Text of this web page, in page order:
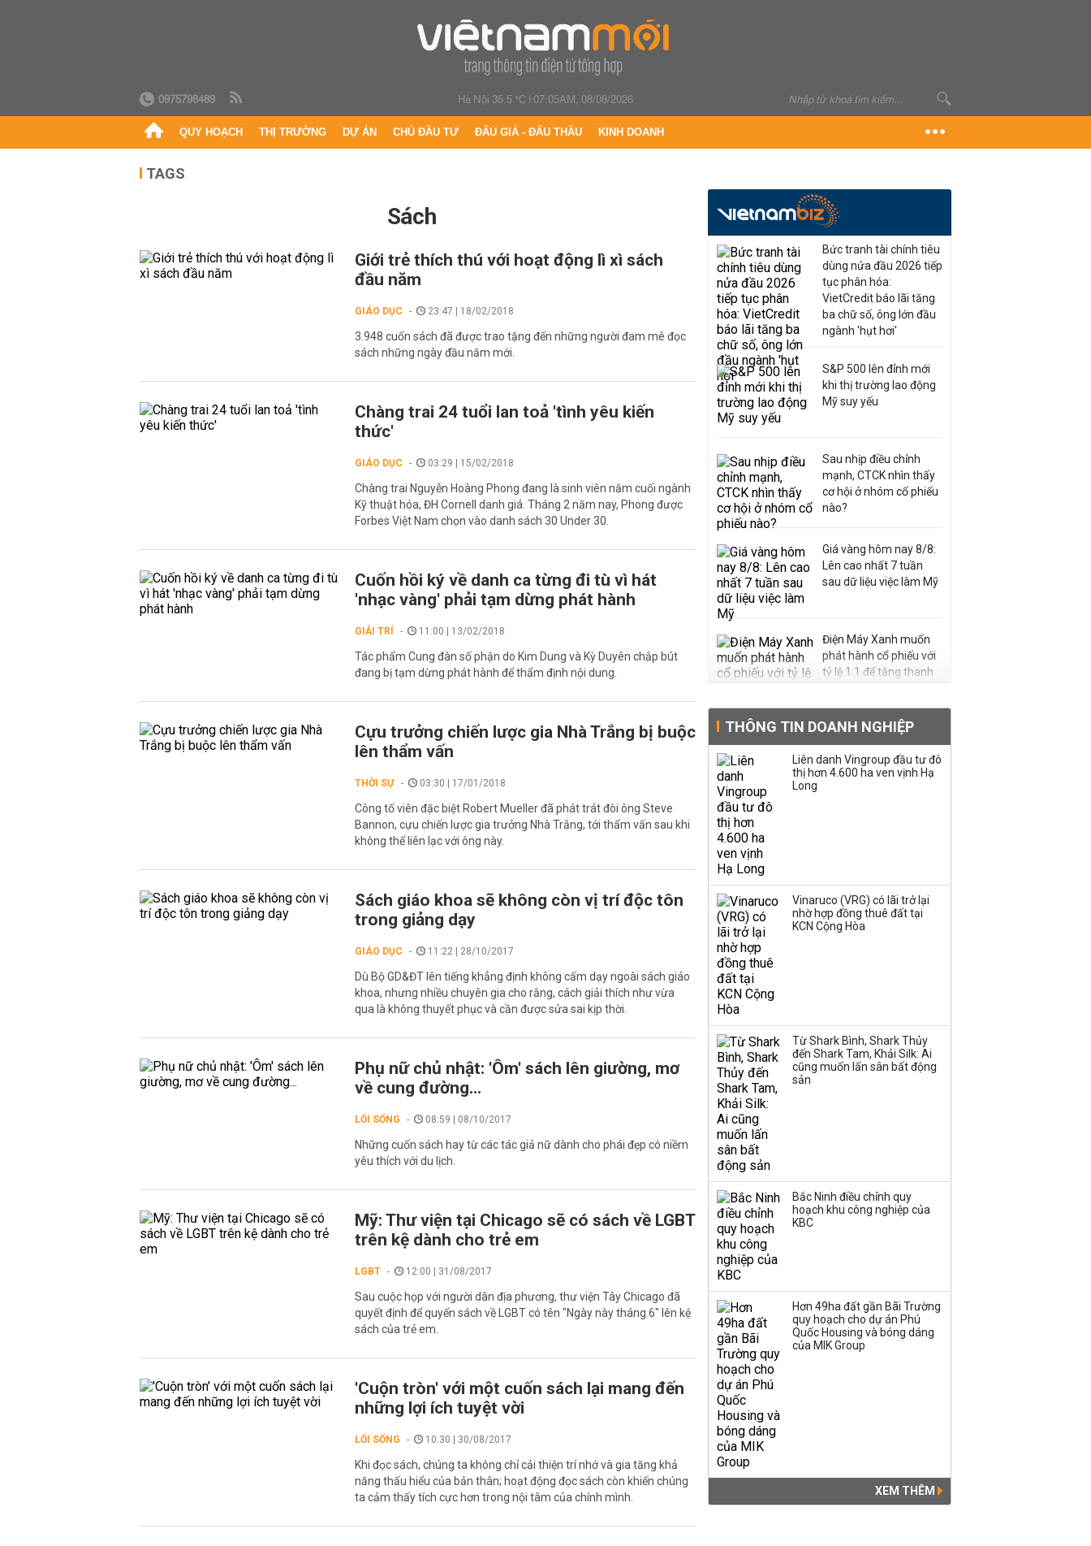
0975798489 Hà Nội 35.5 °C|07:05AM, 08/08/2026
QUY HOẠCH THỊ TRƯỜNG DỰ ÁN CHỦ ĐẦU TƯ ĐẤU GIÁ - ĐẤU THẦU KINH DOANH
TAGS
sách
Giới trẻ thích thú với hoạt động lì xì sách
đầu năm
GIÁO DỤC 23:47 | 18/02/2018
3.948 cuốn sách đã được trao tặng đến những người đam mê đọc
sách những ngày đầu năm mới.
Chàng trai 24 tuổi lan toả 'tình yêu kiến
thức'
GIÁO DỤC 03:29 | 15/02/2018
Chàng trai Nguyễn Hoàng Phong đang là sinh viên năm cuối ngành
Kỹ thuật hóa, ĐH Cornell danh giá. Tháng 2 năm nay, Phong được
Forbes Việt Nam chọn vào danh sách 30 Under 30.
Cuốn hồi ký về danh ca từng đi tù vì hát
'nhạc vàng' phải tạm dừng phát hành
GIẢI TRÍ 11:00 | 13/02/2018
Tác phẩm Cung đàn số phận do Kim Dung và Kỳ Duyên chắp bút
đang bị tạm dừng phát hành để thẩm định nội dung.
Cựu trưởng chiến lược gia Nhà Trắng bị buộc
lên thẩm vấn
THỜI SỰ 03:30 | 17/01/2018
Công tố viên đặc biệt Robert Mueller đã phát trát đòi ông Steve
Bannon, cựu chiến lược gia trưởng Nhà Trắng, tới thẩm vấn sau khi
không thể liên lạc với ông này.
Sách giáo khoa sẽ không còn vị trí độc tôn
trong giảng dạy
GIÁO DỤC 11:22 | 28/10/2017
Dù Bộ GD&ĐT lên tiếng khẳng định không cấm dạy ngoài sách giáo
khoa, nhưng nhiều chuyên gia cho rằng, cách giải thích như vừa
qua là không thuyết phục và cần được sửa sai kịp thời.
Phụ nữ chủ nhật: 'Ôm' sách lên giường, mơ
về cung đường...
LỐI SỐNG 08:59 | 08/10/2017
Những cuốn sách hay từ các tác giả nữ dành cho phái đẹp có niềm
yêu thích với du lịch.
Mỹ: Thư viện tại Chicago sẽ có sách về LGBT
trên kệ dành cho trẻ em
LGBT 12:00 | 31/08/2017
Sau cuộc họp với người dân địa phương, thư viện Tây Chicago đã
quyết định để quyển sách về LGBT có tên "Ngày này tháng 6" lên kệ
sách của trẻ em.
'Cuộn tròn' với một cuốn sách lại mang đến
những lợi ích tuyệt vời
LỐI SỐNG 10:30 | 30/08/2017
Khi đọc sách, chúng ta không chỉ cải thiện trí nhớ và gia tăng khả
năng thấu hiểu của bản thân; hoạt động đọc sách còn khiến chúng
ta cảm thấy tích cực hơn trong nội tâm của chính mình.
Bức tranh tài chính tiêu
dùng nửa đầu 2026 tiếp
tục phân hóa:
VietCredit báo lãi tăng
ba chữ số, ông lớn đầu
ngành 'hụt hơi'
S&P 500 lên đỉnh mới
khi thị trường lao động
Mỹ suy yếu
Sau nhịp điều chỉnh
mạnh, CTCK nhìn thấy
cơ hội ở nhóm cổ phiếu
nào?
Giá vàng hôm nay 8/8:
Lên cao nhất 7 tuần
sau dữ liệu việc làm Mỹ
Điện Máy Xanh muốn
phát hành cổ phiếu với
tỷ lệ 1:1 để tăng thanh
Quy hoạch 4 khu lấn
biển ở Phú Quốc
hàng
Dự án Sheraton Phú
Huấn Hoa Hồng bỗng
dưng ‘biến mất’, một
công ty khác đã giải thể
THÔNG TIN DOANH NGHIỆP
Liên danh Vingroup đầu tư đô
thị hơn 4.600 ha ven vịnh Hạ
Long
Vinaruco (VRG) có lãi trở lại
nhờ hợp đồng thuê đất tại
KCN Cộng Hòa
Từ Shark Bình, Shark Thủy
đến Shark Tam, Khải Silk: Ai
cũng muốn lấn sân bất động
sản
Bắc Ninh điều chỉnh quy
hoạch khu công nghiệp của
KBC
Hơn 49ha đất gần Bãi Trường
quy hoạch cho dự án Phú
Quốc Housing và bóng dáng
của MIK Group
XEM THÊM